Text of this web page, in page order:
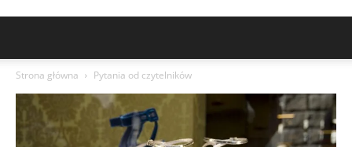
Strona główna Pytania od czytelników